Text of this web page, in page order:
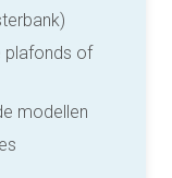
plafonds of
modellen